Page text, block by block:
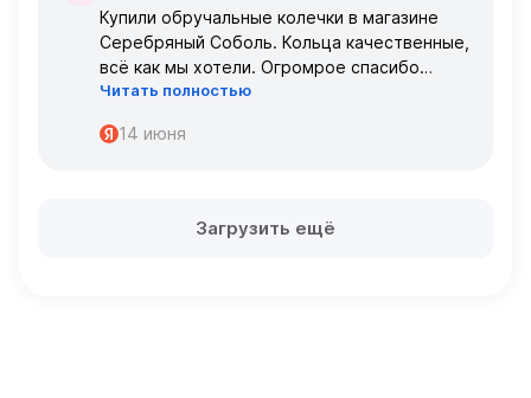
Купили обручальные колечки в магазине
Серебряный Соболь. Кольца качественные,
всё как мы хотели. Огромрое спасибо
персоналу за работу с нами!
Читать полностью
14 июня
Загрузить ещё